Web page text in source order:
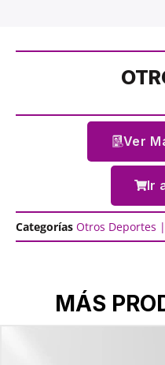
Ver
Ir
Categorías Otros Deportes
MÁS